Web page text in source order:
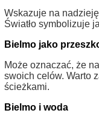
Wskazuje na
Światło symbolizuje
Bielmo jako
Może oznaczać, że
swoich celów. Warto
ścieżkami.
Bielmo i woda